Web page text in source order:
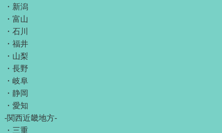
・ 新潟
・ 富山
・ 石川
・ 福井
・ 山梨
・ 長野
・ 岐阜
・ 静岡
・ 愛知
-関西近畿地方-
・ 三重